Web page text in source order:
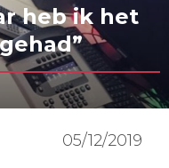
heb ik het
05/12/2019